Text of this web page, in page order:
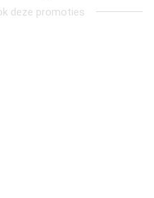
deze promoties